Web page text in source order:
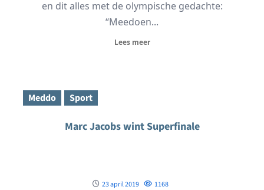
en dit alles met de olympische gedachte:
“Meedoen...
Lees meer
Meddo Sport
Marc Jacobs wint Superfinale
23 april 2019 1168